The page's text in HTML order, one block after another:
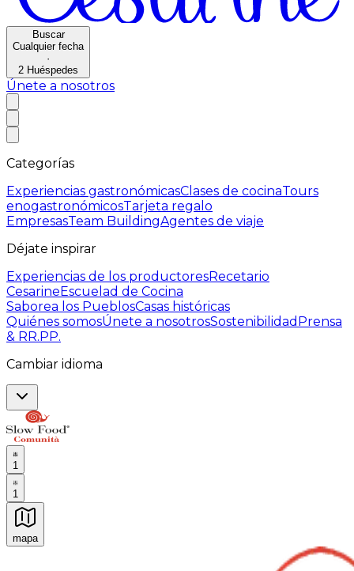
Buscar
Cualquier fecha
·
2 Huéspedes
Únete a nosotros
Categorías
Experiencias gastronómicasClases de cocinaTours
enogastronómicosTarjeta regalo
EmpresasTeam BuildingAgentes de viaje
Déjate inspirar
Experiencias de los productoresRecetario
CesarineEscuelad de Cocina
Saborea los PueblosCasas históricas
Quiénes somosÚnete a nosotrosSostenibilidad Prensa
& RR.PP.
Cambiar idioma
1
1
mapa
Experiencias culinarias inolvidables: Experiencias